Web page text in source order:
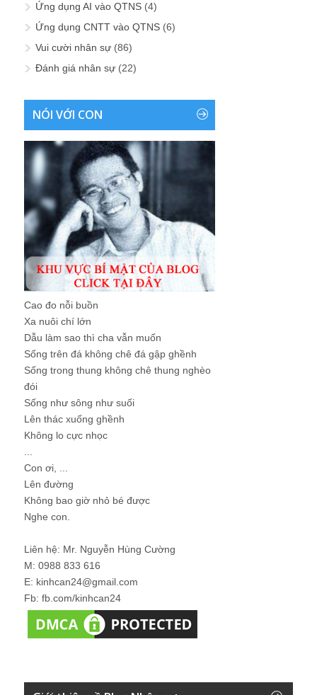
Ứng dụng AI vào QTNS (4)
Ứng dụng CNTT vào QTNS (6)
Vui cười nhân sự (86)
Đánh giá nhân sự (22)
NÓI VỚI CON
Cao đo nỗi buồn
Xa nuôi chí lớn
Dẫu làm sao thì cha vẫn muốn
Sống trên đá không chê đá gập ghềnh
Sống trong thung không chê thung nghèo
đói
Sống như sông như suối
Lên thác xuống ghềnh
Không lo cực nhọc
Con ơi, ...
Lên đường
Không bao giờ nhỏ bé được
Nghe con.
Liên hệ: Mr. Nguyễn Hùng Cường
M: 0988 833 616
E: kinhcan24@gmail.com
Fb: fb.com/kinhcan24